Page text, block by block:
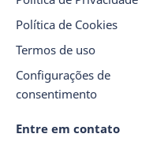
Política de Cookies
Termos de uso
Configurações de
consentimento
Entre em contato